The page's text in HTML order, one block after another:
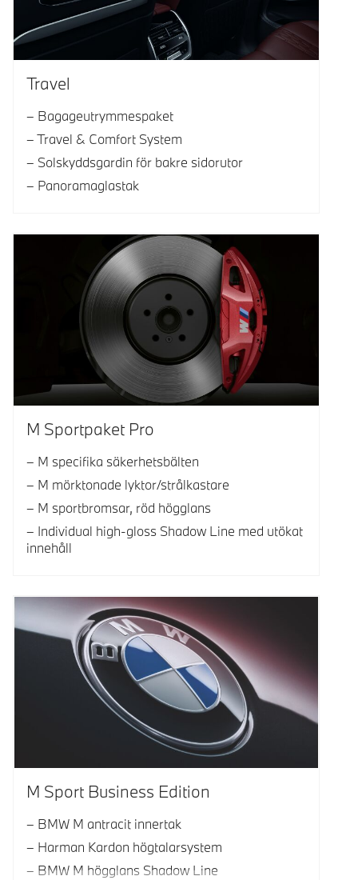
Travel
Bagageutrymmespaket
Travel & Comfort System
Solskyddsgardin för bakre sidorutor
Panoramaglastak
M Sportpaket Pro
M specifika säkerhetsbälten
M mörktonade lyktor/strålkastare
M sportbromsar, röd högglans
Individual high-gloss Shadow Line med utökat
innehåll
M Sport Business Edition
BMW M antracit innertak
Harman Kardon högtalarsystem
BMW M högglans Shadow Line